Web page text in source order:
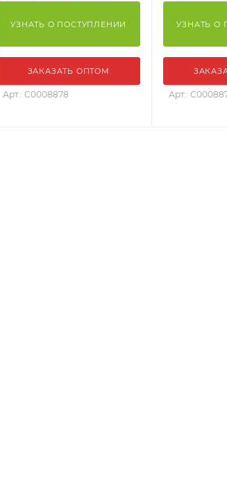
УЗНАТЬ О ПОСТУПЛЕНИИ
ЗАКАЗАТЬ ОПТОМ
Арт.: С0008878
УЗНАТЬ О
Арт.: